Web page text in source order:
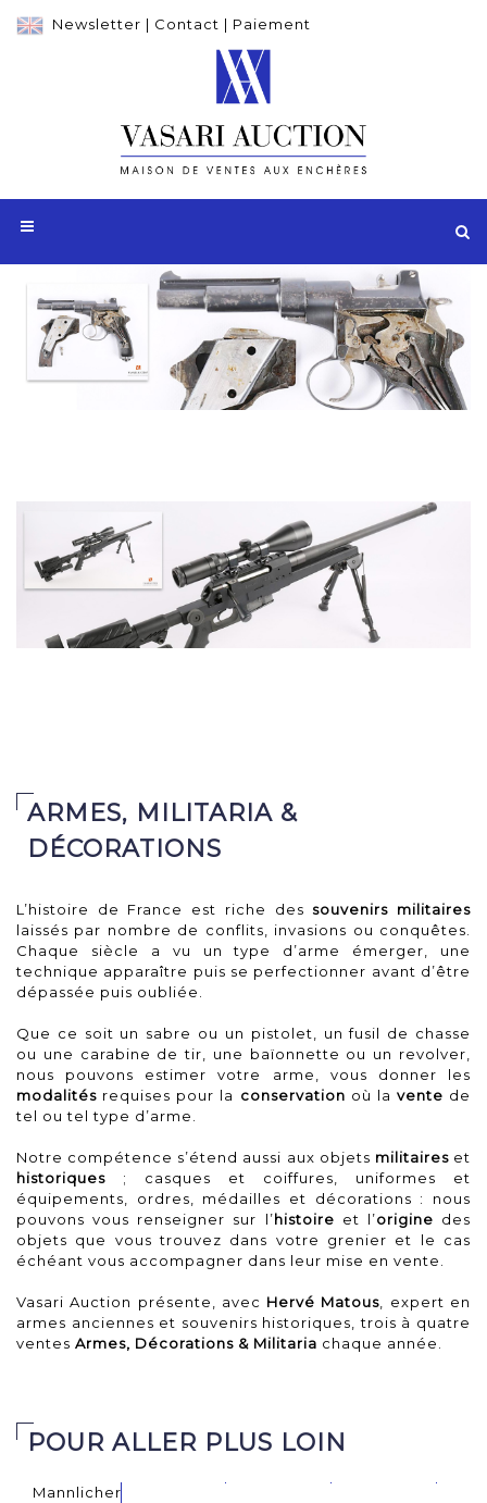
Newsletter | Contact | Paiement
ARMES, MILITARIA &
DÉCORATIONS
L’histoire de France est riche des souvenirs militaires
laissés par nombre de conflits, invasions ou conquêtes.
Chaque siècle a vu un type d’arme émerger, une
technique apparaître puis se perfectionner avant d’être
dépassée puis oubliée.
Que ce soit un sabre ou un pistolet, un fusil de chasse
ou une carabine de tir, une baïonnette ou un revolver,
nous pouvons estimer votre arme, vous donner les
modalités requises pour la conservation où la vente de
tel ou tel type d’arme.
Notre compétence s’étend aussi aux objets militaireset
historiques ; casques et coiffures, uniformes et
équipements, ordres, médailles et décorations : nous
pouvons vous renseigner sur l’histoire et l’origine des
objets que vous trouvez dans votre grenier et le cas
échéant vous accompagner dans leur mise en vente.
Vasari Auction présente, avec Hervé Matous, expert en
armes anciennes et souvenirs historiques, trois à quatre
ventes Armes, Décorations & Militaria chaque année.
POUR ALLER PLUS LOIN
Mannlicher